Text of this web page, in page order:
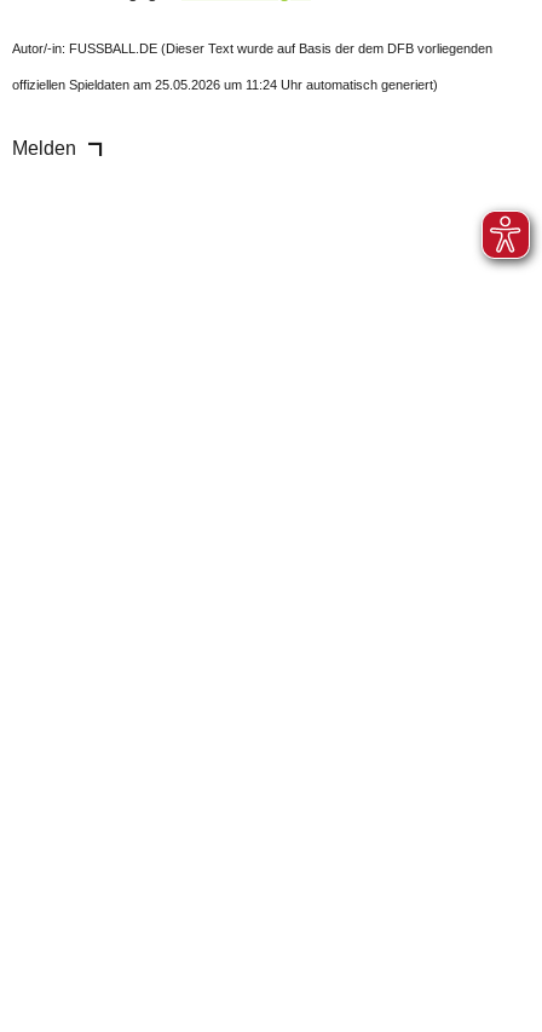
Autor/-in: FUSSBALL.DE (Dieser Text wurde auf Basis der dem DFB vorliegenden
offiziellen Spieldaten am 25.05.2026 um 11:24 Uhr automatisch generiert)
Melden